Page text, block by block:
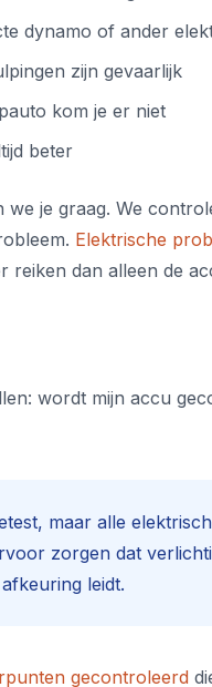
dynamo of ander
zijn gevaarlijk
kom je er niet
beter
je graag. We
Elektrische
reiken dan alleen de
wordt mijn accu
maar alle
zorgen dat
leidt.
gecontroleerd